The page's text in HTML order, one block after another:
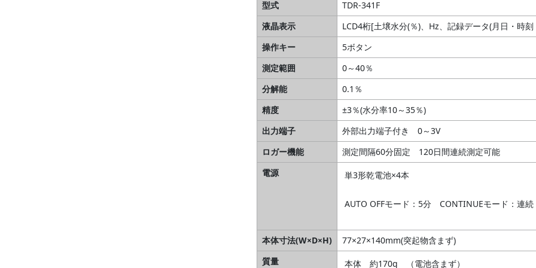
型式
TDR-341F
液晶表示
LCD4桁[土壌水分(％)、Hz、記録データ(月日・時
操作キー
5ボタン
測定範囲
0～40％
分解能
0.1％
精度
±3％(水分率10～35％)
出力端子
外部出力端子付き 0～3V
ロガー機能
測定間隔60分固定 120日間連続測定可能
電源
単3形乾電池×4本
AUTO OFFモード：5分 CONTINUEモード：連続
本体寸法(W×D×H)
77×27×140mm(突起物含まず)
質量
本体 約170g （電池含まず）